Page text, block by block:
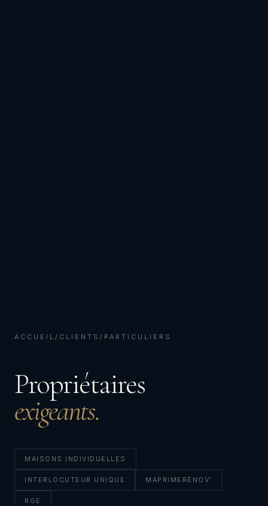
ACCUEIL / CLIENTS / PARTICULIERS
Propriétaires
exigeants.
MAISONS INDIVIDUELLES
INTERLOCUTEUR UNIQUE MAPRIMERÉNOV'
RGE